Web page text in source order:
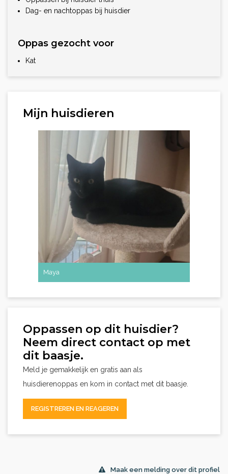
Dag- en nachtoppas bij huisdier
Oppas gezocht voor
Kat
Mijn huisdieren
Maya
Oppassen op dit huisdier?
Neem direct contact op met
dit baasje.
Meld je gemakkelijk en gratis aan als
huisdierenoppas en kom in contact met dit baasje.
REGISTREREN EN REAGEREN
Maak een melding over dit profiel